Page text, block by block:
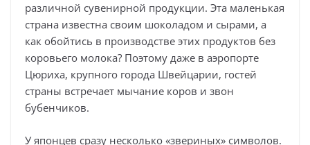
различной сувенирной продукции. Эта маленькая
страна известна своим шоколадом и сырами, а
как обойтись в производстве этих продуктов без
коровьего молока? Поэтому даже в аэропорте
Цюриха, крупного города Швейцарии, гостей
страны встречает мычание коров и звон
бубенчиков.
У японцев сразу несколько «звериных» символов.